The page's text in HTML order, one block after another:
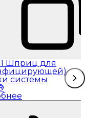
Шприц для
системы